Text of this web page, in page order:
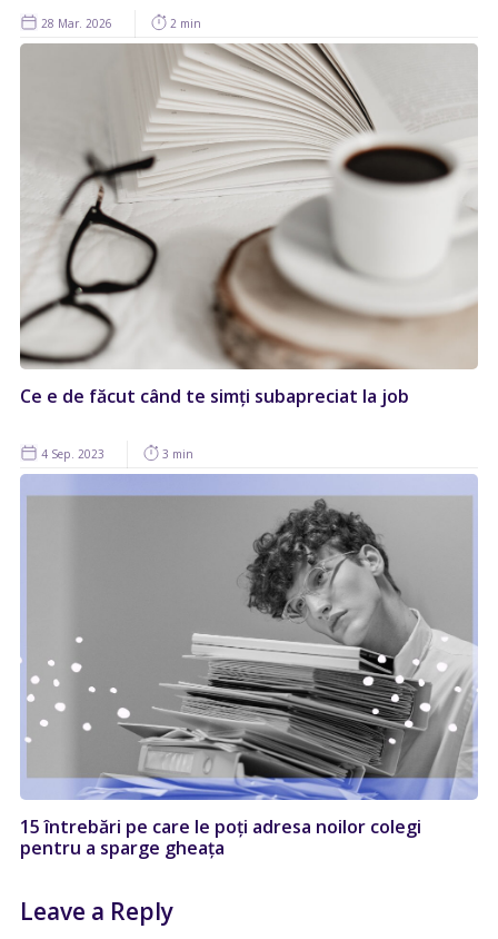
28 Mar. 2026 2 min
Ce e de făcut când te simți subapreciat la job
4 Sep. 2023 3 min
15 întrebări pe care le poți adresa noilor colegi
pentru a sparge gheața
Leave a Reply